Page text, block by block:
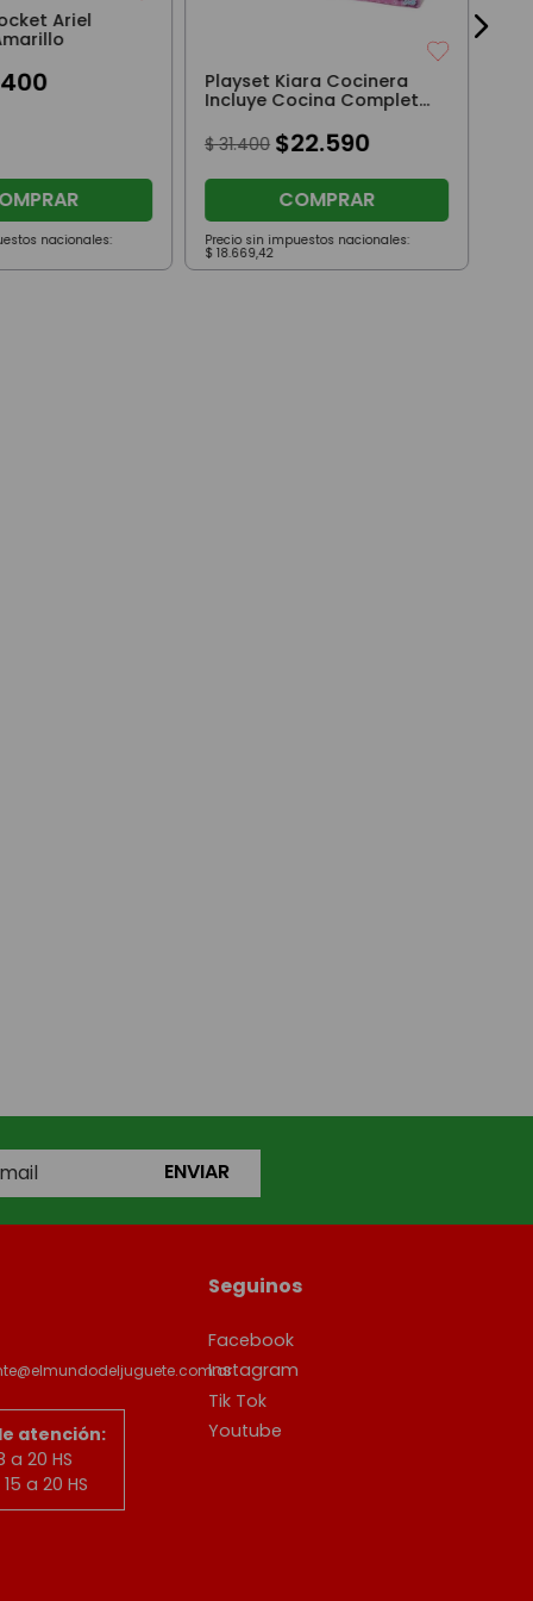
Ariel
nacionales:
Playset Kiara Cocinera
Incluye Cocina Completa
$ 31.400 $22.590
COMPRAR
Precio sin impuestos nacionales:
$ 18.669,42
ENVIAR
atención:
a 20 HS
a 20 HS
Seguinos
Facebook
Instagram
Tik Tok
Youtube